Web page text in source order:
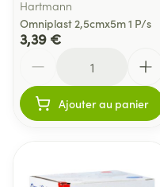
Hartmann
Omniplast 2,5cmx5m 1 P/s
3,39 €
Ajouter au panier